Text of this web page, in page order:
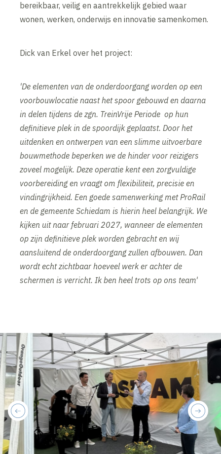
bereikbaar, veilig en aantrekkelijk gebied waar
wonen, werken, onderwijs en innovatie samenkomen.
Dick van Erkel over het project:
'De elementen van de onderdoorgang worden op een
voorbouwlocatie naast het spoor gebouwd en daarna
in delen tijdens de zgn. TreinVrije Periode op hun
definitieve plek in de spoordijk geplaatst. Door het
uitdenken en ontwerpen van een slimme uitvoerbare
bouwmethode beperken we de hinder voor reizigers
zoveel mogelijk. Deze operatie kent een zorgvuldige
voorbereiding en vraagt om flexibiliteit, precisie en
vindingrijkheid. Een goede samenwerking met ProRail
en de gemeente Schiedam is hierin heel belangrijk. We
kijken uit naar februari 2027, wanneer de elementen
op zijn definitieve plek worden gebracht en wij
aansluitend de onderdoorgang zullen afbouwen. Dan
wordt echt zichtbaar hoeveel werk er achter de
schermen is verricht. Ik ben heel trots op ons team'
next
previous